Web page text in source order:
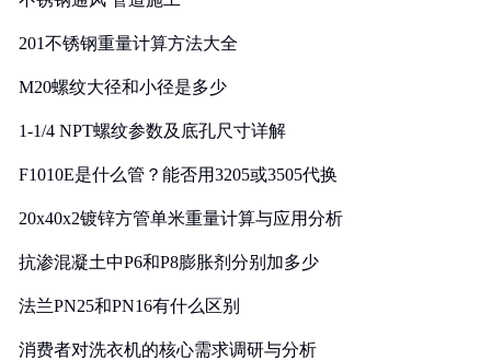
201不锈钢重量计算方法大全
M20螺纹大径和小径是多少
1-1/4 NPT螺纹参数及底孔尺寸详解
F1010E是什么管？能否用3205或3505代换
20x40x2镀锌方管单米重量计算与应用分析
抗渗混凝土中P6和P8膨胀剂分别加多少
法兰PN25和PN16有什么区别
消费者对洗衣机的核心需求调研与分析